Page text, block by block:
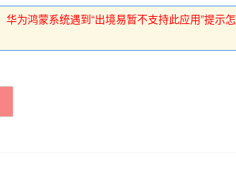
华为鸿蒙系统遇到“出境易暂不支持此应用”提示怎